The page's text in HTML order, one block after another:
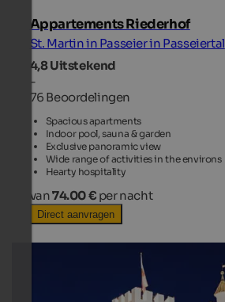
Appartements Riederhof
St. Martin in Passeier in Passeiertal
4,8Uitstekend
-
76 Beoordelingen
Spacious apartments
Indoor pool, sauna & garden
Exclusive panoramic view
Wide range of activities in the environs
Hearty hospitality
van74.00 € per nacht
Direct aanvragen